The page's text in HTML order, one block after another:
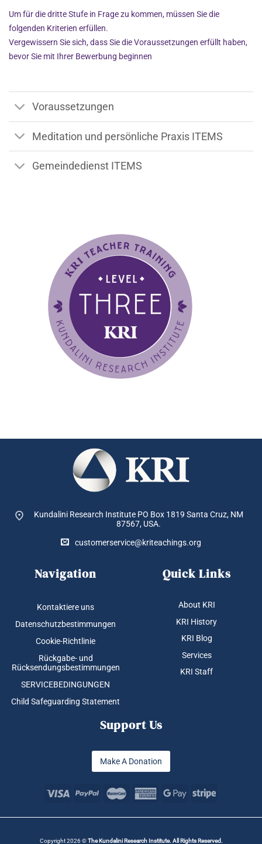
Um für die dritte Stufe in Frage zu kommen, müssen Sie die
folgenden Kriterien erfüllen.
Vergewissern Sie sich, dass Sie die Voraussetzungen erfüllt haben,
bevor Sie mit Ihrer Bewerbung beginnen
Voraussetzungen
Meditation und persönliche Praxis ITEMS
Gemeindedienst ITEMS
Kundalini Research Institute PO Box 1819 Santa Cruz, NM
87567, USA.
customerservice@kriteachings.org
Navigation
Kontaktiere uns
Datenschutzbestimmungen
Cookie-Richtlinie
Rückgabe- und
Rücksendungsbestimmungen
SERVICEBEDINGUNGEN
Child Safeguarding Statement
Quick Links
About KRI
KRI History
KRI Blog
Services
KRI Staff
Support Us
Make A Donation
Copyright 2026 ©The Kundalini Research Institute. All Rights Reserved.